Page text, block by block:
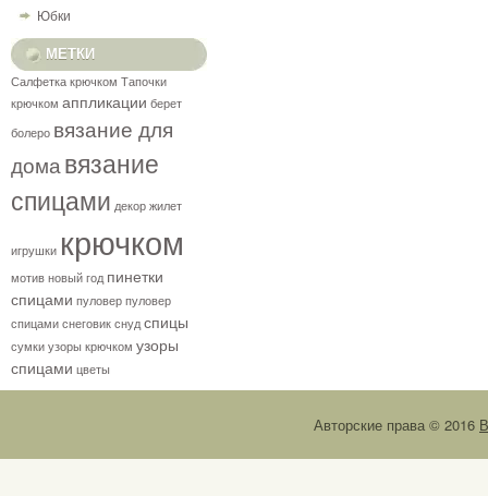
Юбки
МЕТКИ
Салфетка крючком Тапочки
крючком аппликации берет
болеро вязание для
домавязание
спицами декор жилет
игрушки крючком
мотив новый год пинетки
спицами пуловер пуловер
спицами снеговик снуд спицы
сумки узоры крючком узоры
спицами цветы
Авторские права © 2016